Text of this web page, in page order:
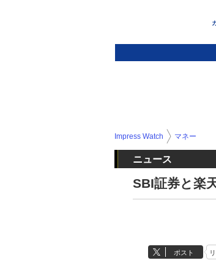
Impress Watch マネー
ニュース
SBI証券と楽
ポスト